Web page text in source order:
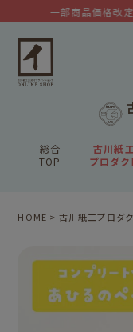
一部商品価格改定の
総合
TOP
古川紙工
プロダク
HOME 古川紙工プロダク